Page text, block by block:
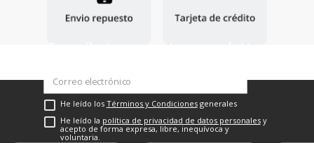
He leído los Términos y Condicionesgenerales
He leído la política de privacidad de datos personalesy
acepto de forma expresa, libre, inequívoca y
voluntaria.